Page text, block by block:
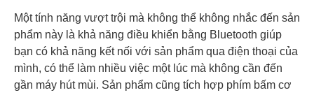
Một tính năng vượt trội mà không thể không nhắc đến sản
phẩm này là khả năng điều khiển bằng Bluetooth giúp
bạn có khả năng kết nối với sản phẩm qua điện thoại của
mình, có thể làm nhiều việc một lúc mà không cần đến
gần máy hút mùi. Sản phẩm cũng tích hợp phím bấm cơ